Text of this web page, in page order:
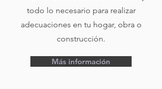
todo lo necesario para realizar
adecuaciones en tu hogar, obra o
construcción.
Más información